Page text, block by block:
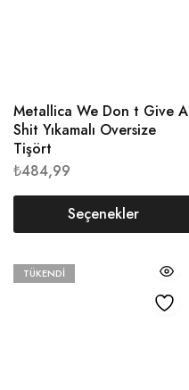
Metallica We Don t Give A
Shit Yıkamalı Oversize
Tişört
₺484,99
Seçenekler
TÜKENDI